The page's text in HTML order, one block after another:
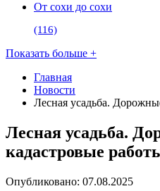
От сохи до сохи
(116)
Показать больше +
Главная
Новости
Лесная усадьба.
Лесная усадьба.
кадастровые
Опубликовано: 07.08.2025